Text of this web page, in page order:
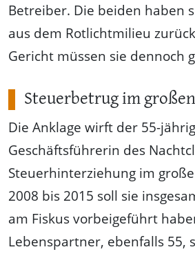
Betreiber. Die beiden haben
aus dem Rotlichtmilieu
Gericht müssen sie dennoch
Steuerbetrug im
Die Anklage wirft der 55-
Geschäftsführerin des
Steuerhinterziehung im
2008 bis 2015 soll sie
am Fiskus vorbeigeführt
Lebenspartner, ebenfalls 55,